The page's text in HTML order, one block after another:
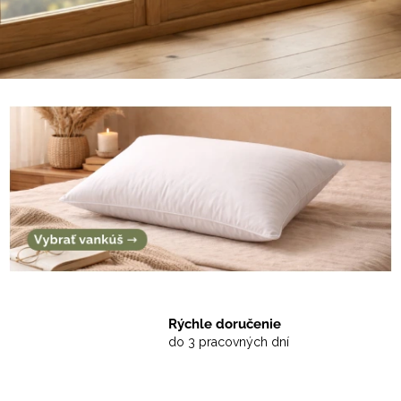
Rýchle doručenie
do 3 pracovných dní